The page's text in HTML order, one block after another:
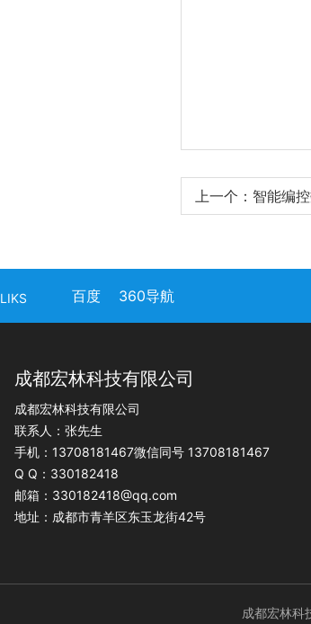
上一个：智能编
LIKS 百度 360导航
成都宏林科技有限公司
成都宏林科技有限公司
联系人：张先生
手机：13708181467微信同号 13708181467
Q Q：330182418
邮箱：330182418@qq.com
地址：成都市青羊区东玉龙街42号
成都宏林科